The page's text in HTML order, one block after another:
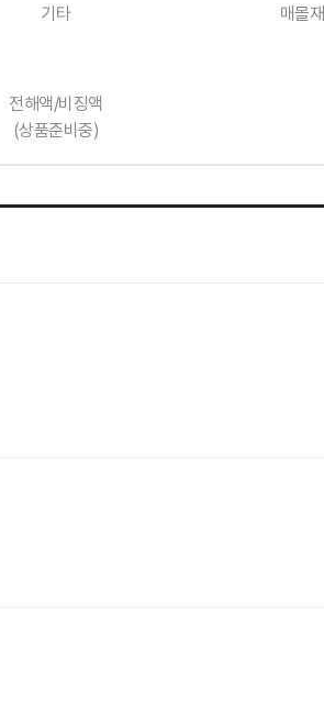
기타 매몰재
전해액/비징액
(상품준비중)